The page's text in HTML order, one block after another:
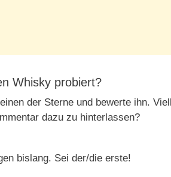
Whisky probiert?
der Sterne und bewerte ihn.
dazu zu hinterlassen?
bislang. Sei der/die erste!